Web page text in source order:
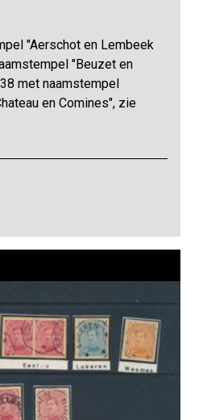
"Aerschot en Lembeek
"Beuzet en
met naamstempel
en Comines", zie